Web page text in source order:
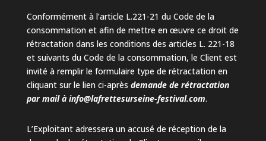
Conformément à l’article L.221-21 du Code de la
consommation et afin de mettre en œuvre ce droit de
rétractation dans les conditions des articles L. 221-18
et suivants du Code de la consommation, le Client est
invité à remplir le formulaire type de rétractation en
cliquant sur le lien ci-après demande de rétractation
par mail à info@lafrettesurseine-festival.com.
L’Exploitant adressera un accusé de réception de la